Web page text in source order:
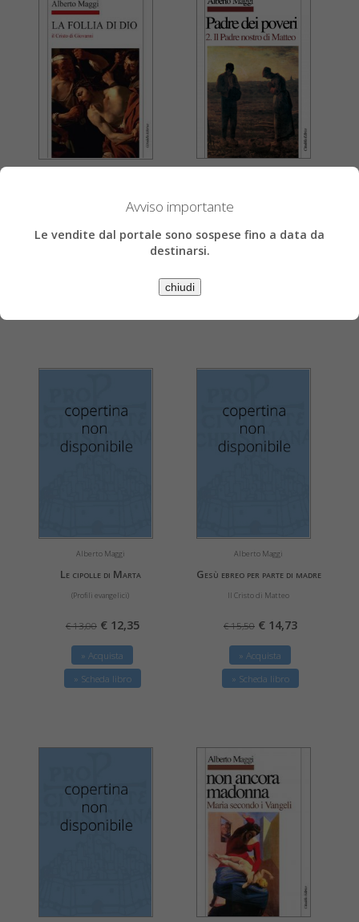
€ 16,15
Alberto Maggi
Le cipolle di Marta
(Profili evangelici)
€ 13,00 € 12,35
» Acquista
» Scheda libro
Alberto Maggi
Gesù ebreo per parte di madre
Il Cristo di Matteo
€ 15,50 € 14,73
» Acquista
» Scheda libro
Avviso importante
Le vendite dal portale sono sospese fino a data da
destinarsi.
chiudi